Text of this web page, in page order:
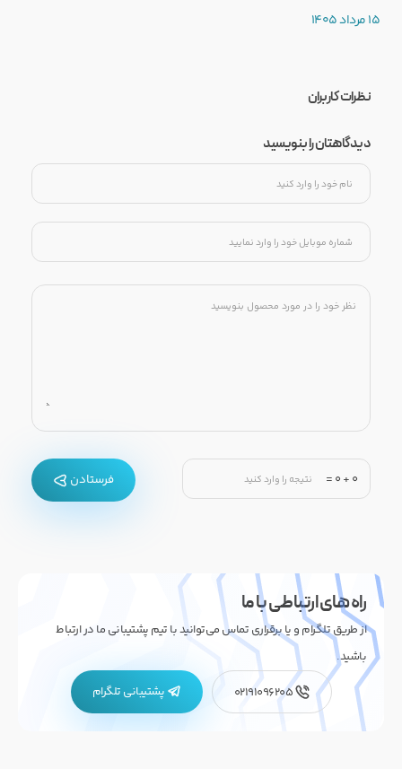
15 مرداد 1405
نظرات کاربران
دیدگاهتان را بنویسید
0
+
0
= فرستادن
راه های ارتباطی با ما
از طریق تلگرام و یا برقراری تماس می‌توانید با تیم پشتیبانی ما در ارتباط
باشید.
02191096205
پشتیبانی تلگرام